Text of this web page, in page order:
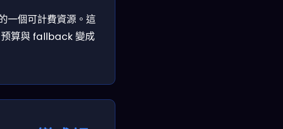
個可計費資源。這
预算與 fallback 變成